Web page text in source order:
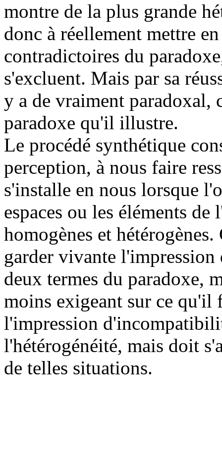
montre de la plus grande
donc à réellement mettre
contradictoires du
s'excluent. Mais par sa
y a de vraiment paradoxal,
paradoxe qu'il illustre.
Le procédé synthétique
perception, à nous faire
s'installe en nous lorsque
espaces ou les éléments
homogènes et
garder vivante
deux termes du paradoxe,
moins exigeant sur ce
l'impression
l'hétérogénéité, mais doit
de telles situations.